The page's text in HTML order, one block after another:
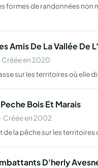
formes de randonnées
Amis De La Vallée De
Créée en 2020
sur les territoires où elle
Bois Et Marais
Créée en 2002
de la pêche sur les
D'herly